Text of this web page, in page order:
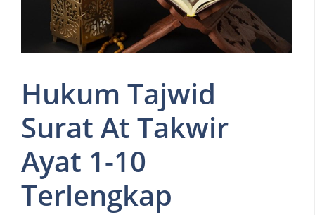
Hukum Tajwid
Surat At Takwir
Ayat 1-10
Terlengkap